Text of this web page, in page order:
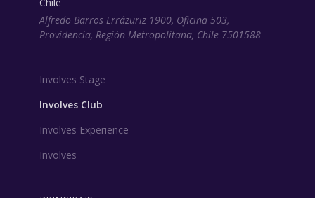
Chile
Alfredo Barros Errázuriz 1900, Oficina 503,
Providencia, Región Metropolitana, Chile 7501588
Involves Stage
Involves Club
Involves Experience
Involves